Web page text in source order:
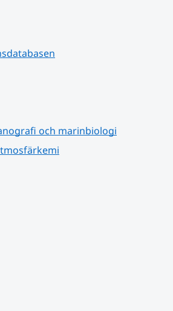
och marinbiologi